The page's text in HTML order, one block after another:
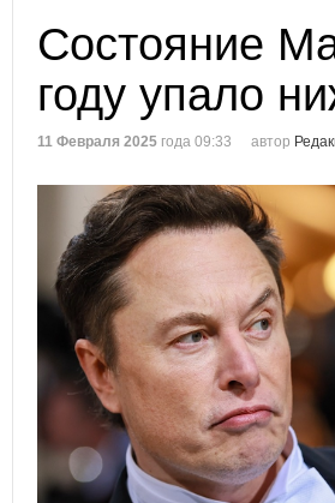
Состояние
году упало
11 Февраля 2025 года 09:33 автор